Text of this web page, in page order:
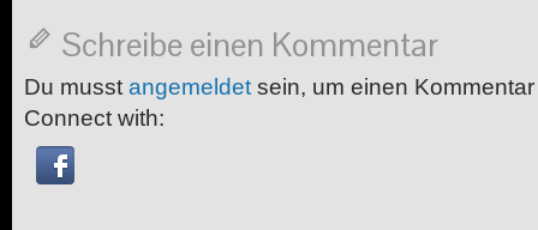
Schreibe einen Kommentar
Du musst angemeldet sein, um einen
Connect with: